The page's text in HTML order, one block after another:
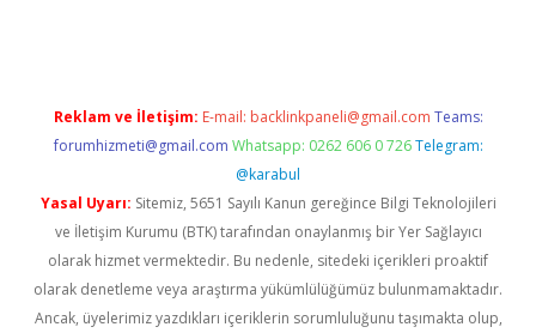
Reklam ve İletişim: E-mail: backlinkpaneli@gmail.com Teams:
forumhizmeti@gmail.com Whatsapp: 0262 606 0 726 Telegram:
@karabul
Yasal Uyarı: Sitemiz, 5651 Sayılı Kanun gereğince Bilgi Teknolojileri
ve İletişim Kurumu (BTK) tarafından onaylanmış bir Yer Sağlayıcı
olarak hizmet vermektedir. Bu nedenle, sitedeki içerikleri proaktif
olarak denetleme veya araştırma yükümlülüğümüz bulunmamaktadır.
Ancak, üyelerimiz yazdıkları içeriklerin sorumluluğunu taşımakta olup,